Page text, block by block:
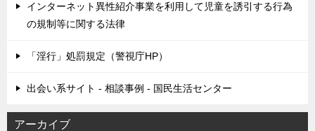
インターネット異性紹介事業を利用して児童を誘引する行為
の規制等に関する法律
「淫行」処罰規定（警視庁HP）
出会い系サイト - 相談事例 - 国民生活センター
アーカイブ